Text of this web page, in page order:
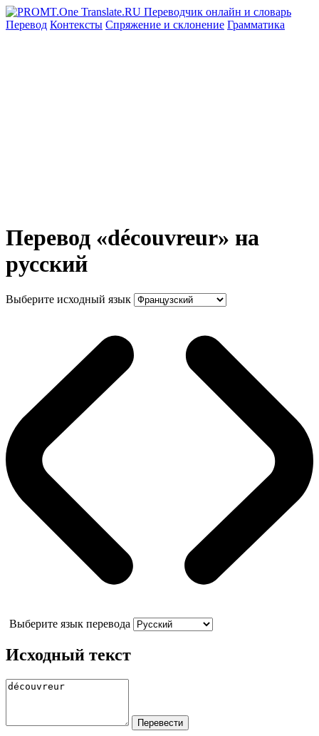
Перевод Контексты Спряжение и склонение Грамматика
Перевод «découvreur» на
русский
Выберите исходный язык
Выберите язык перевода
Исходный текст